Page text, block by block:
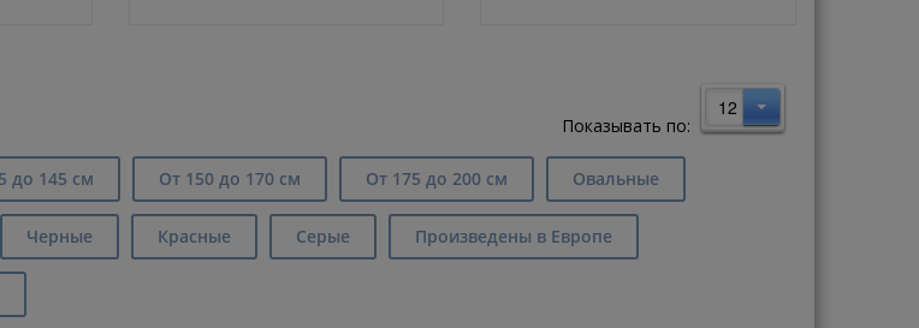
Показывать по:
12
до 145 см От 150 до 170 см От 175 до 200 см Овальные
Черные Красные Серые Произведены в Европе